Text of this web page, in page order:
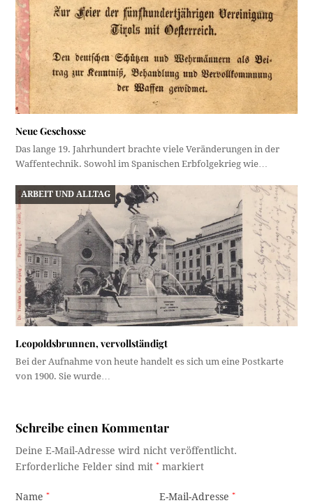
Neue Geschosse
Das lange 19. Jahrhundert brachte viele Veränderungen in der
Waffentechnik. Sowohl im Spanischen Erbfolgekrieg wie…
ARBEIT UND ALLTAG
Leopoldsbrunnen, vervollständigt
Bei der Aufnahme von heute handelt es sich um eine Postkarte
von 1900. Sie wurde…
Schreibe einen Kommentar
Deine E-Mail-Adresse wird nicht veröffentlicht.
Erforderliche Felder sind mit* markiert
Name* E-Mail-Adresse*